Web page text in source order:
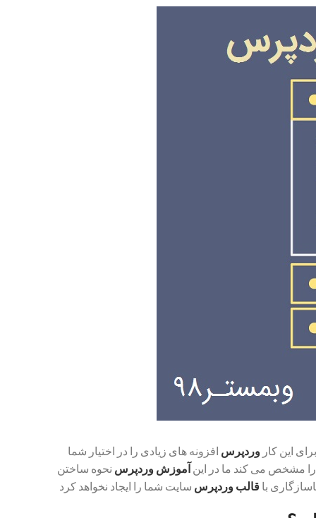
این کار وردپرس افزونه های زیادی را در اختیار شما
را مشخص می کند ما در این آموزش وردپرس نحوه ساختن
با قالب وردپرس سایت شما را ایجاد نخواهد کرد